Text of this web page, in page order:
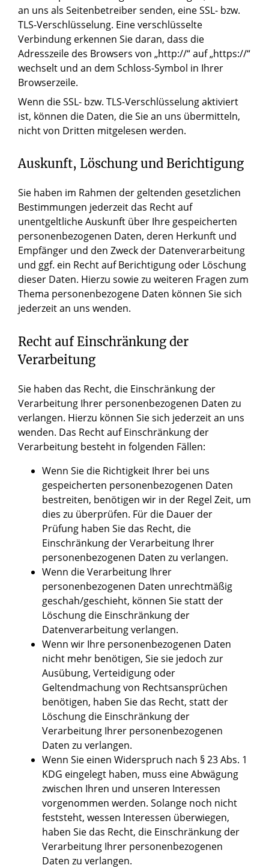
an uns als Seitenbetreiber senden, eine SSL- bzw.
TLS-Verschlüsselung. Eine verschlüsselte
Verbindung erkennen Sie daran, dass die
Adresszeile des Browsers von „http://“ auf „https://“
wechselt und an dem Schloss-Symbol in Ihrer
Browserzeile.
Wenn die SSL- bzw. TLS-Verschlüsselung aktiviert
ist, können die Daten, die Sie an uns übermitteln,
nicht von Dritten mitgelesen werden.
Auskunft, Löschung und Berichtigung
Sie haben im Rahmen der geltenden gesetzlichen
Bestimmungen jederzeit das Recht auf
unentgeltliche Auskunft über Ihre gespeicherten
personenbezogenen Daten, deren Herkunft und
Empfänger und den Zweck der Datenverarbeitung
und ggf. ein Recht auf Berichtigung oder Löschung
dieser Daten. Hierzu sowie zu weiteren Fragen zum
Thema personenbezogene Daten können Sie sich
jederzeit an uns wenden.
Recht auf Einschränkung der
Verarbeitung
Sie haben das Recht, die Einschränkung der
Verarbeitung Ihrer personenbezogenen Daten zu
verlangen. Hierzu können Sie sich jederzeit an uns
wenden. Das Recht auf Einschränkung der
Verarbeitung besteht in folgenden Fällen:
Wenn Sie die Richtigkeit Ihrer bei uns
gespeicherten personenbezogenen Daten
bestreiten, benötigen wir in der Regel Zeit, um
dies zu überprüfen. Für die Dauer der
Prüfung haben Sie das Recht, die
Einschränkung der Verarbeitung Ihrer
personenbezogenen Daten zu verlangen.
Wenn die Verarbeitung Ihrer
personenbezogenen Daten unrechtmäßig
geschah/geschieht, können Sie statt der
Löschung die Einschränkung der
Datenverarbeitung verlangen.
Wenn wir Ihre personenbezogenen Daten
nicht mehr benötigen, Sie sie jedoch zur
Ausübung, Verteidigung oder
Geltendmachung von Rechtsansprüchen
benötigen, haben Sie das Recht, statt der
Löschung die Einschränkung der
Verarbeitung Ihrer personenbezogenen
Daten zu verlangen.
Wenn Sie einen Widerspruch nach § 23 Abs. 1
KDG eingelegt haben, muss eine Abwägung
zwischen Ihren und unseren Interessen
vorgenommen werden. Solange noch nicht
feststeht, wessen Interessen überwiegen,
haben Sie das Recht, die Einschränkung der
Verarbeitung Ihrer personenbezogenen
Daten zu verlangen.